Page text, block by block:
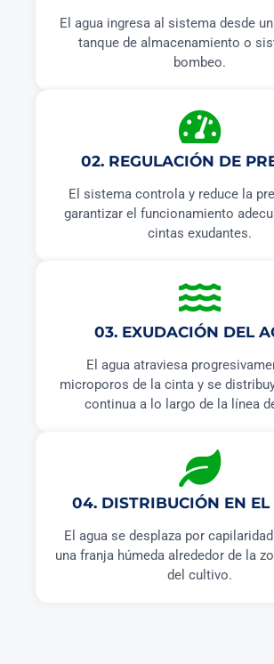
El agua ingresa al sistema desde
tanque de almacenamiento o
bombeo.
02. REGULACIÓN DE
El sistema controla y reduce la
garantizar el funcionamiento
cintas exudantes.
03. EXUDACIÓN DEL
El agua atraviesa
microporos de la cinta y se
continua a lo largo de la línea
04. DISTRIBUCIÓN EN EL
El agua se desplaza por
una franja húmeda alrededor de la
del cultivo.